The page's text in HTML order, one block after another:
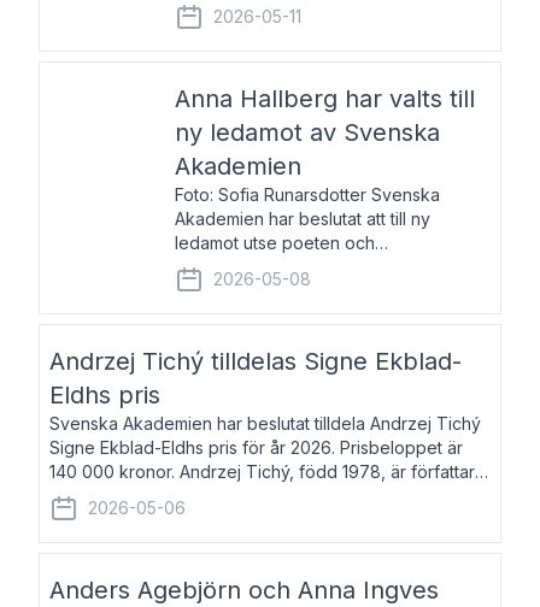
Michaelsdotter Svenska Akademiens
debutantpris för år 2026. Priset är
nyinstiftat och syftar till att lyfta fram
2026-05-11
Anna Hallberg har valts till
ny ledamot av Svenska
Akademien
Foto: Sofia Runarsdotter Svenska
Akademien har beslutat att till ny
ledamot utse poeten och
litteraturkritikern Anna Hallberg. Hon
efterträder poeten Tua Forsström på
stol 18 och kommer att ta sitt inträde vid
2026-05-08
Andrzej Tichý tilldelas Signe Ekblad-
Eldhs pris
Svenska Akademien har beslutat tilldela Andrzej Tichý
Signe Ekblad-Eldhs pris för år 2026. Prisbeloppet är
140 000 kronor. Andrzej Tichý, född 1978, är författare
och kulturskribent. Han debuterade 2005 med den
lovordade romanen Sex liter l
2026-05-06
Anders Agebjörn och Anna Ingves